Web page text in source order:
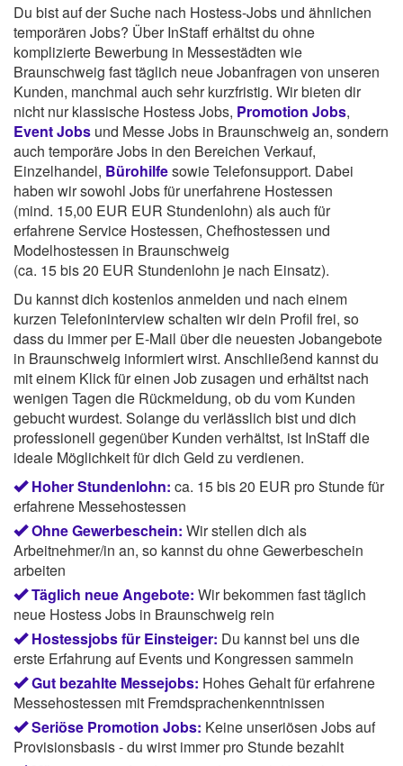
Du bist auf der Suche nach Hostess-Jobs und ähnlichen
temporären Jobs? Über InStaff erhältst du ohne
komplizierte Bewerbung in Messestädten wie
Braunschweig fast täglich neue Jobanfragen von unseren
Kunden, manchmal auch sehr kurzfristig. Wir bieten dir
nicht nur klassische Hostess Jobs, Promotion Jobs,
Event Jobs und Messe Jobs in Braunschweig an, sondern
auch temporäre Jobs in den Bereichen Verkauf,
Einzelhandel, Bürohilfesowie Telefonsupport. Dabei
haben wir sowohl Jobs für unerfahrene Hostessen
(mind. 15,00 EUR EUR Stundenlohn) als auch für
erfahrene Service Hostessen, Chefhostessen und
Modelhostessen in Braunschweig
(ca. 15 bis 20 EUR Stundenlohn je nach Einsatz).
Du kannst dich kostenlos anmelden und nach einem
kurzen Telefoninterview schalten wir dein Profil frei, so
dass du immer per E-Mail über die neuesten Jobangebote
in Braunschweig informiert wirst. Anschließend kannst du
mit einem Klick für einen Job zusagen und erhältst nach
wenigen Tagen die Rückmeldung, ob du vom Kunden
gebucht wurdest. Solange du verlässlich bist und dich
professionell gegenüber Kunden verhältst, ist InStaff die
ideale Möglichkeit für dich Geld zu verdienen.
Hoher Stundenlohn: ca. 15 bis 20 EUR pro Stunde für
erfahrene Messehostessen
Ohne Gewerbeschein: Wir stellen dich als
Arbeitnehmer/in an, so kannst du ohne Gewerbeschein
arbeiten
Täglich neue Angebote: Wir bekommen fast täglich
neue Hostess Jobs in Braunschweig rein
Hostessjobs für Einsteiger: Du kannst bei uns die
erste Erfahrung auf Events und Kongressen sammeln
Gut bezahlte Messejobs: Hohes Gehalt für erfahrene
Messehostessen mit Fremdsprachenkenntnissen
Seriöse Promotion Jobs: Keine unseriösen Jobs auf
Provisionsbasis - du wirst immer pro Stunde bezahlt